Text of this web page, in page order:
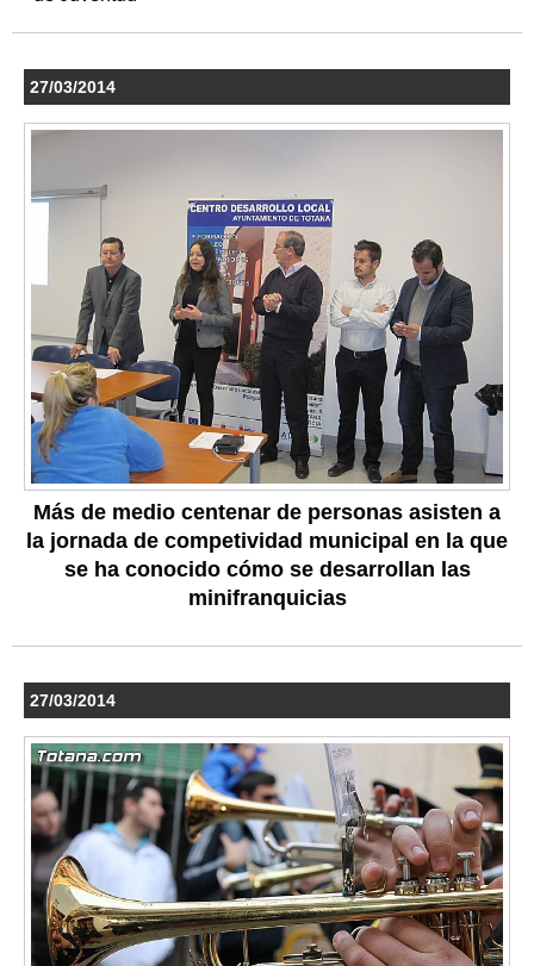
27/03/2014
Más de medio centenar de personas asisten a
la jornada de competividad municipal en la que
se ha conocido cómo se desarrollan las
minifranquicias
27/03/2014